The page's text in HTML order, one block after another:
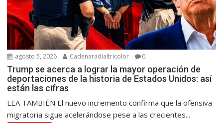
agosto 5, 2026 Cadenaradialtricolor 0
Trump se acerca a lograr la mayor operación de
deportaciones de la historia de Estados Unidos: así
están las cifras
LEA TAMBIÉN El nuevo incremento confirma que la ofensiva
migratoria sigue acelerándose pese a las crecientes...